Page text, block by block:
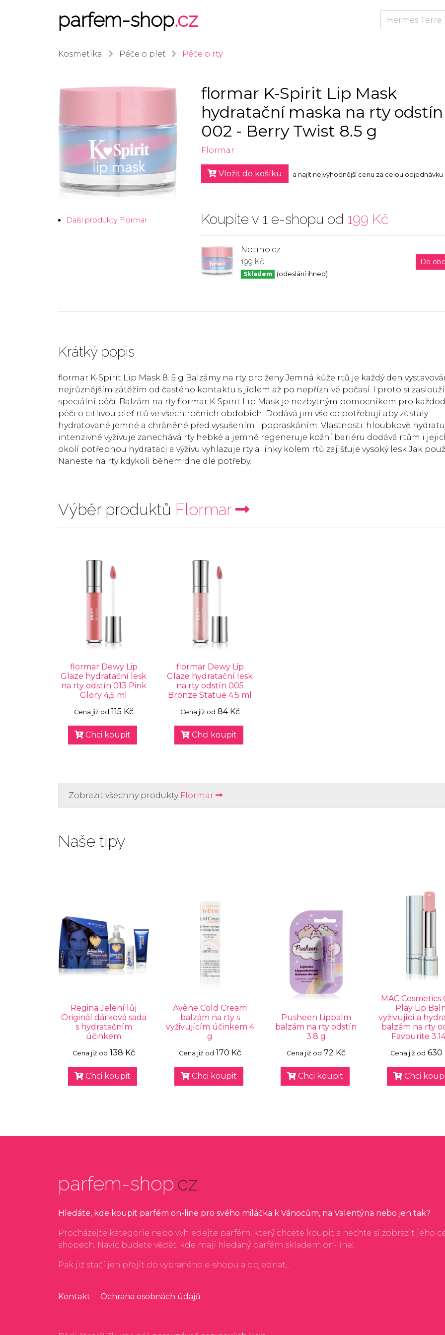
parfem-shop.cz
Kosmetika Péče o pleť Péče o rty
Další produkty Flormar
flormar K-Spirit Lip Mask
hydratační maska na rty odstín
002 - Berry Twist 8.5 g
Flormar
Vložit do košíku a najít nejvýhodnější cenu za celou objednávku
Koupíte v 1 e-shopu od 199 Kč
Notino.cz
199 Kč
Skladem (odeslání ihned)
Do
Krátký popis
flormar K-Spirit Lip Mask 8. 5 g Balzámy na rty pro ženy Jemná kůže rtů je každý den
nejrůznějším zátěžím od častého kontaktu s jídlem až po nepříznivé počasí. I proto si zaslouží
speciální péči. Balzám na rty flormar K-Spirit Lip Mask je nezbytným pomocníkem pro
péči o citlivou pleť rtů ve všech ročních obdobích. Dodává jim vše co potřebují aby zůstaly
hydratované jemné a chráněné před vysušením i popraskáním. Vlastnosti: hloubkově
intenzivně vyživuje zanechává rty hebké a jemné regeneruje kožní bariéru dodává rtům i
okolí potřebnou hydrataci a výživu vyhlazuje rty a linky kolem rtů zajišťuje vysoký lesk Jak
Naneste na rty kdykoli během dne dle potřeby.
Výběr produktů Flormar
flormar Dewy Lip
Glaze hydratační lesk
na rty odstín 013 Pink
Glory 4,5 ml
Cena již od 115 Kč
Chci koupit
flormar Dewy Lip
Glaze hydratační lesk
na rty odstín 005
Bronze Statue 4.5 ml
Cena již od 84 Kč
Chci koupit
Zobrazit všechny produkty Flormar
Naše tipy
Regina Jelení lůj
Originál dárková sada
s hydratačním
účinkem
Cena již od 138 Kč
Chci koupit
Avène Cold Cream
balzám na rty s
vyživujícím účinkem 4
g
Cena již od 170 Kč
Chci koupit
Pusheen Lipbalm
balzám na rty odstín
3.8 g
Cena již od 72 Kč
Chci koupit
MAC Cosmetics
Play Lip
vyživující a
balzám na rty
Favourite
Cena již od 630
Chci
parfem-shop.cz
Hledáte, kde koupit parfém on-line pro svého miláčka k Vánocům, na Valentýna nebo jen tak?
Procházejte kategorie nebo vyhledejte parfém, který chcete koupit a nechte si zobrazit jeho
shopech. Navíc budete vědět, kde mají hledaný parfém skladem on-line!
Pak již stačí jen přejít do vybraného e-shopu a objednat...
Kontakt Ochrana osobnách údajů